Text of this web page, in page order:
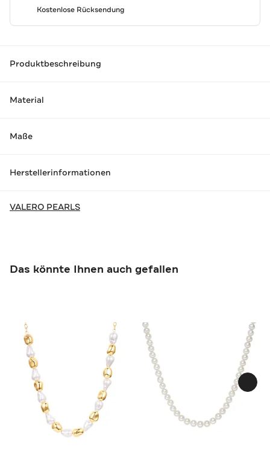
Kostenlose Rücksendung
Produktbeschreibung
Material
Maße
Herstellerinformationen
VALERO PEARLS
Das könnte Ihnen auch gefallen